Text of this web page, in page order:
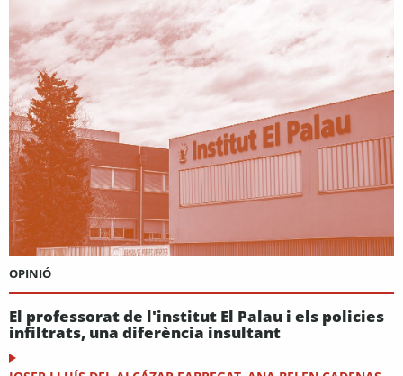
OPINIÓ
El professorat de l'institut El Palau i els policies
infiltrats, una diferència insultant